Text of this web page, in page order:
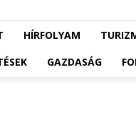
HÍRFOLYAM
GAZDASÁG